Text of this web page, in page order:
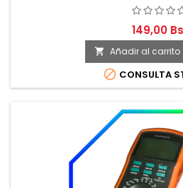
149,00
 Añadir al carrito
 CONSULTA